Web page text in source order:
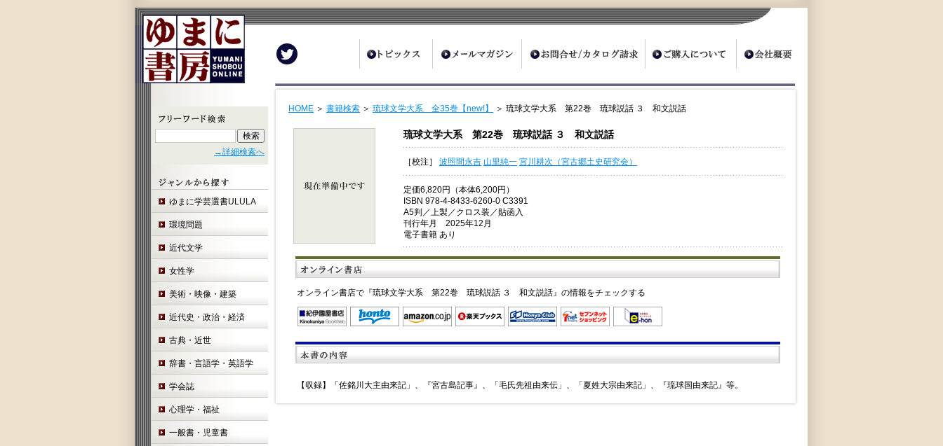
→詳細検索へ
ゆまに学芸選書ULULA
環境問題
近代文学
女性学
美術・映像・建築
近代史・政治・経済
古典・近世
辞書・言語学・英語学
学会誌
心理学・福祉
一般書・児童書
HOME ＞ 書籍検索 ＞ 琉球文学大系 全35巻【new!】 ＞ 琉球文学大系 第22巻 琉球説話 ３ 和文説話
琉球文学大系 第22巻 琉球説話 ３ 和文説話
［校注］ 波照間永吉 山里純一 宮川耕次（宮古郷土史研究会）
定価6,820円（本体6,200円）
ISBN 978-4-8433-6260-0 C3391
A5判／上製／クロス装／貼函入
刊行年月 2025年12月
電子書籍 あり
オンライン書店で『琉球文学大系 第22巻 琉球説話 ３ 和文説話』の情報をチェックする
【収録】「佐銘川大主由来記」、『宮古島記事』、「毛氏先祖由来伝」、「夏姓大宗由来記」、『琉球国由来記』等。